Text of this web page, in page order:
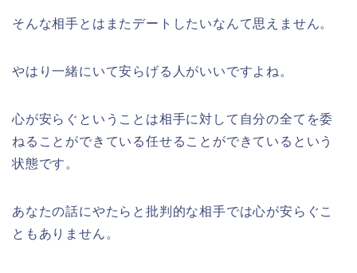
そんな相手とはまたデートしたいなんて思えません。
やはり一緒にいて安らげる人がいいですよね。
心が安らぐということは相手に対して自分の全てを委
ねることができている任せることができているという
状態です。
あなたの話にやたらと批判的な相手では心が安らぐこ
ともありません。